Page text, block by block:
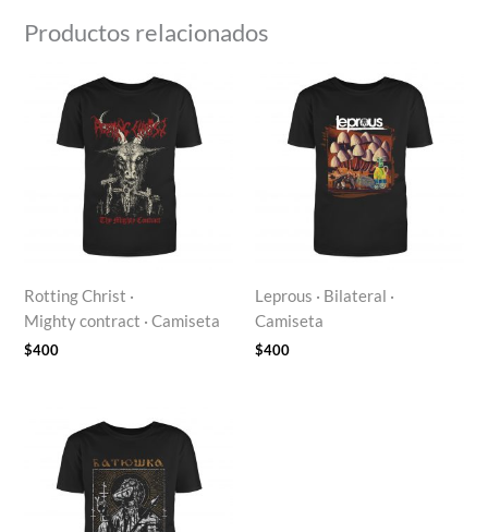
Productos relacionados
Rotting Christ ·
Mighty contract · Camiseta
$400
Leprous · Bilateral ·
Camiseta
$400